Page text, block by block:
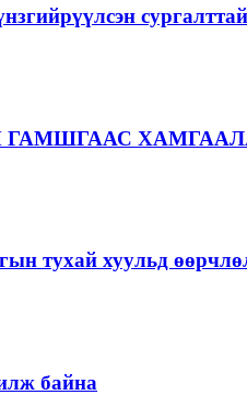
тухай хуульд
байна